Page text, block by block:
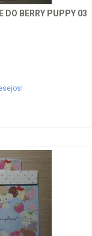
DO BERRY PUPPY 03